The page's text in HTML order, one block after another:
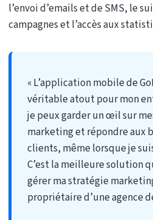
l’envoi d’emails et de SMS, le
campagnes et l’accès aux
« L’application mobile de
véritable atout pour mon
je peux garder un œil sur
marketing et répondre aux
clients, même lorsque je
C’est la meilleure solution
gérer ma stratégie
propriétaire d’une agence